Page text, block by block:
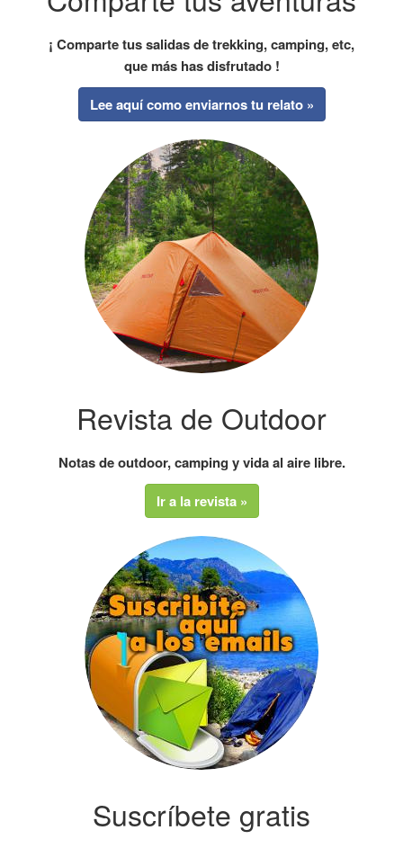
¡ Comparte tus salidas de trekking, camping, etc,
que más has disfrutado !
Lee aquí como enviarnos tu relato »
Revista de Outdoor
Notas de outdoor, camping y vida al aire libre.
Ir a la revista »
Suscríbete gratis